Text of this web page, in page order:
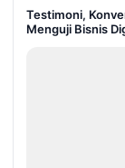
Testimoni,
Menguji Bisnis